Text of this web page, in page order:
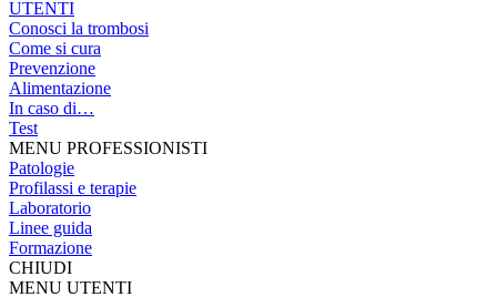
UTENTI
Conosci la trombosi
Come si cura
Prevenzione
Alimentazione
In caso di…
Test
MENU PROFESSIONISTI
Patologie
Profilassi e terapie
Laboratorio
Linee guida
Formazione
CHIUDI
MENU UTENTI